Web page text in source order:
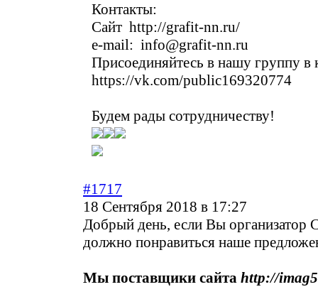
Контакты:
Сайт http://grafit-nn.ru/
e-mail: info@grafit-nn.ru
Присоединяйтесь в нашу группу в
https://vk.com/public169320774
Будем рады сотрудничеству!
#1717
18 Сентября 2018 в 17:27
Добрый день, если Вы организатор
должно понравиться наше
Мы поставщики сайта http://